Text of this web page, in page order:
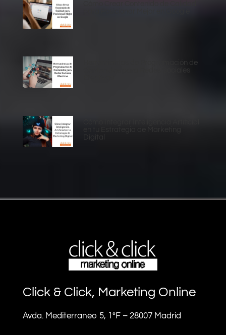
Herramientas de Programación de
Contenidos para Redes Sociales
Digital
Click & Click, Marketing Online
Avda. Mediterraneo 5, 1ºF – 28007 Madrid